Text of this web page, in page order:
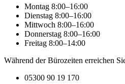
Montag 8:00–16:00
Dienstag 8:00–16:00
Mittwoch 8:00–16:00
Donnerstag 8:00–16:00
Freitag 8:00–14:00
Während der Bürozeiten erreichen
05300 90 19 170